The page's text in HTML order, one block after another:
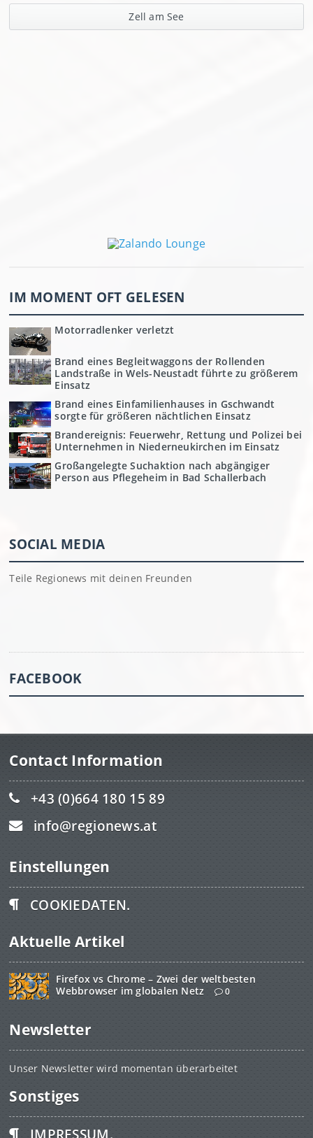
Zell am See
IM MOMENT OFT GELESEN
Motorradlenker verletzt
Brand eines Begleitwaggons der Rollenden
Landstraße in Wels-Neustadt führte zu größerem
Einsatz
Brand eines Einfamilienhauses in Gschwandt
sorgte für größeren nächtlichen Einsatz
Brandereignis: Feuerwehr, Rettung und Polizei bei
Unternehmen in Niederneukirchen im Einsatz
Großangelegte Suchaktion nach abgängiger
Person aus Pflegeheim in Bad Schallerbach
SOCIAL MEDIA
Teile Regionews mit deinen Freunden
FACEBOOK
Contact Information
+43 (0)664 180 15 89
info@regionews.at
Einstellungen
COOKIEDATEN.
Aktuelle Artikel
Firefox vs Chrome – Zwei der weltbesten
Webbrowser im globalen Netz
0
Newsletter
Unser Newsletter wird momentan überarbeitet
Sonstiges
IMPRESSUM.